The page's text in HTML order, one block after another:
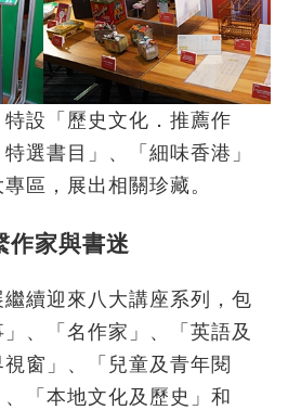
設「歷史文化．推薦作
選書目」、「細味香港」
區，展出相關珍藏。
作家與書迷
續迎來八大講座系列，包
、「名作家」、「英語及
窗」、「兒童及青年閱
「本地文化及歷史」和